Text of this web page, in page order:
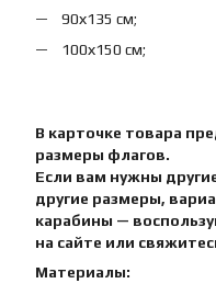
90х135 см;
100х150 см;
В карточке товара
размеры флагов.
Если вам нужны
другие размеры,
карабины —
на сайте или
Материалы: